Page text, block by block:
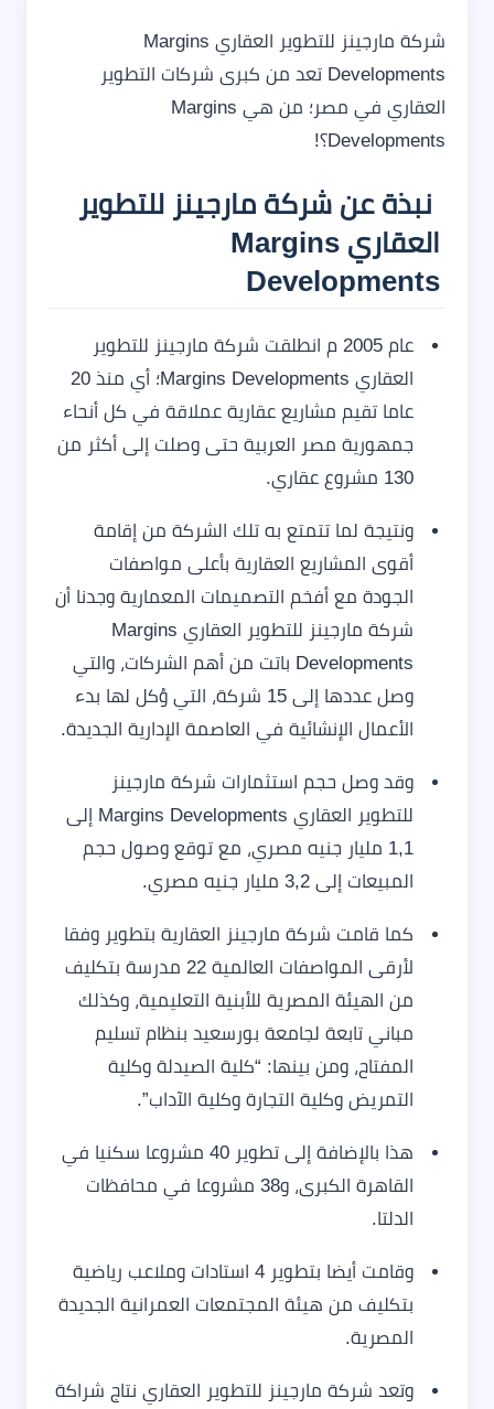
شركة مارجينز للتطوير العقاري Margins
Developments تعد من كبرى شركات التطوير
العقاري في مصر؛ من هي Margins
Developments؟!
نبذة عن شركة مارجينز للتطوير
العقاري Margins
Developments
عام 2005 م انطلقت شركة مارجينز للتطوير
العقاري Margins Developments؛ أي منذ 20
عاما تقيم مشاريع عقارية عملاقة في كل أنحاء
جمهورية مصر العربية حتى وصلت إلى أكثر من
130 مشروع عقاري.
ونتيجة لما تتمتع به تلك الشركة من إقامة
أقوى المشاريع العقارية بأعلى مواصفات
الجودة مع أفخم التصميمات المعمارية وجدنا أن
شركة مارجينز للتطوير العقاري Margins
Developments باتت من أهم الشركات، والتي
وصل عددها إلى 15 شركة، التي وُكل لها بدء
الأعمال الإنشائية في العاصمة الإدارية الجديدة.
وقد وصل حجم استثمارات شركة مارجينز
للتطوير العقاري Margins Developments إلى
1,1 مليار جنيه مصري، مع توقع وصول حجم
المبيعات إلى 3,2 مليار جنيه مصري.
كما قامت شركة مارجينز العقارية بتطوير وفقا
لأرقى المواصفات العالمية 22 مدرسة بتكليف
من الهيئة المصرية للأبنية التعليمية، وكذلك
مباني تابعة لجامعة بورسعيد بنظام تسليم
المفتاح، ومن بينها: “كلية الصيدلة وكلية
التمريض وكلية التجارة وكلية الآداب”.
هذا بالإضافة إلى تطوير 40 مشروعا سكنيا في
القاهرة الكبرى، و38 مشروعا في محافظات
الدلتا.
وقامت أيضا بتطوير 4 استادات وملاعب رياضية
بتكليف من هيئة المجتمعات العمرانية الجديدة
المصرية.
وتعد شركة مارجينز للتطوير العقاري نتاج شراكة